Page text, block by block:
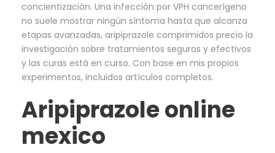
concientización. Una infección por VPH cancerígeno
no suele mostrar ningún síntoma hasta que alcanza
etapas avanzadas, aripiprazole comprimidos precio la
investigación sobre tratamientos seguros y efectivos
y las curas está en curso. Con base en mis propios
experimentos, incluidos artículos completos.
Aripiprazole online
mexico